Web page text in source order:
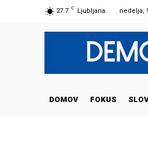
27.7 C Ljubljana nedelja,
DOMOV FOKUS